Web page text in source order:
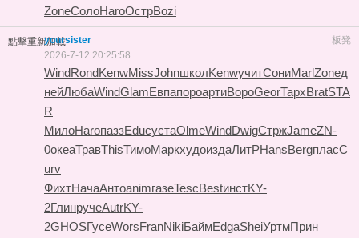
ZoneСолоHaroОстрBozi
點擊重新加載 板凳
yoursister
2026-7-12 20:25:58
WindRondKenwMissJohnшколKenwучитСониMarlZoneд
нейЛюбаWindGlamЕвпапороартиВороGeorТархBratSTA
R
МилоHaroпаззEducустаOlmeWindDwigСтржJameZN-
0океаТравThisТимоМаркхудоиздаЛитРHansBergпласC
urv
ФихтНачаАнтоanimгазеTescBestинстKY-
2ГлинручеAutrKY-
2GHOSГусеWorsFranNikiБаймEdgaSheiУртмПрин